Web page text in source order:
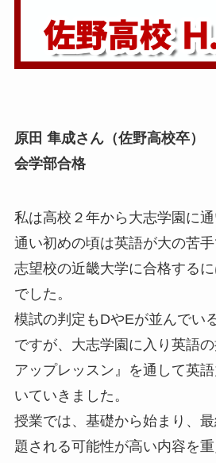
原田 隼成さん（佐野高校卒
会学部合格
私は高校２年から大志学園に通
通い初めの頃は英語が大の苦手
志望校の近畿大学に合格する
でした。
模試の判定もDやEが並んでい
ですが、大志学園に入り英語
アップレッスン』を通して英
いていきました。
授業では、基礎から始まり、
題される可能性が高い内容を